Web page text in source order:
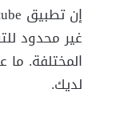
غير محدود
لديك.